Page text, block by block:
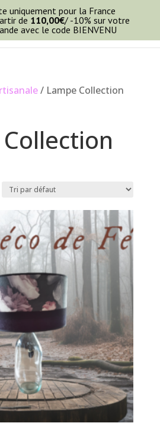
/ Lampe Collection
uniquement pour la France
de 110,00€/ -10% sur votre
avec le code BIENVENU